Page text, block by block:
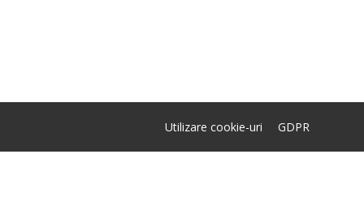
Utilizare cookie-uri GDPR